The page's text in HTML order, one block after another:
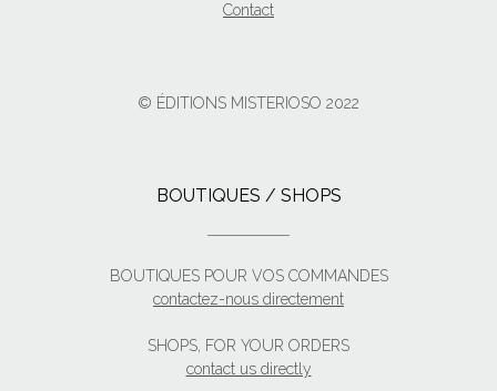
Contact
© ÉDITIONS MISTERIOSO 2022
BOUTIQUES / SHOPS
BOUTIQUES POUR VOS COMMANDES
contactez-nous directement
SHOPS, FOR YOUR ORDERS
contact us directly